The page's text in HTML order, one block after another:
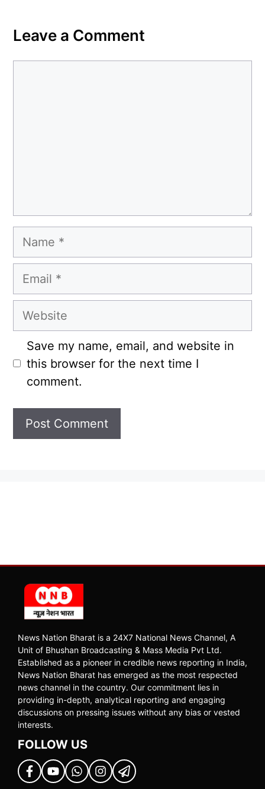
Leave a Comment
Name
Email
Website
Save my name, email, and website in
this browser for the next time I
comment.
News Nation Bharat is a 24X7 National News Channel, A
Unit of Bhushan Broadcasting & Mass Media Pvt Ltd.
Established as a pioneer in credible news reporting in India,
News Nation Bharat has emerged as the most respected
news channel in the country. Our commitment lies in
providing in-depth, analytical reporting and engaging
discussions on pressing issues without any bias or vested
interests.
FOLLOW US